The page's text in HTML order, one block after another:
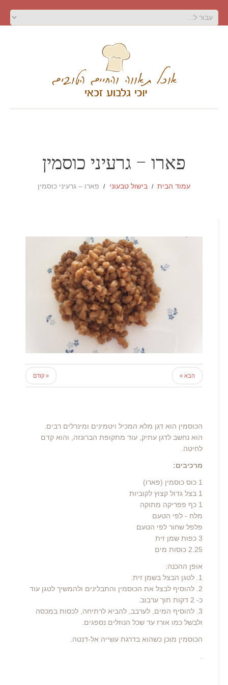
פארו – גרעיני כוסמין
עמוד הבית בישול טבעוני פארו – גרעיני כוסמין
« קודם הבא »
הכוסמין הוא דגן מלא המכיל ויטמינים ומינרלים רבים.
הוא נחשב לדגן עתיק, עוד מתקופת הברונזה, והוא קדם
לחיטה.
מרכיבים:
1 כוס כוסמין (פארו)
1 בצל גדול קצוץ לקוביות
1 כף פפריקה מתוקה
מלח - לפי הטעם
פלפל שחור לפי הטעם
3 כפות שמן זית
2.25 כוסות מים
אופן ההכנה:
1. לטגן הבצל בשמן זית.
2. להוסיף לבצל את הכוסמין והתבלינים ולהמשיך לטגן עוד
כ- 2 דקות תוך ערבוב.
3. להוסיף המים, לערבב, להביא לרתיחה, לכסות במכסה
ולבשל כמו אורז עד שכל הנוזלים נספגים.
הכוסמין מוכן כשהוא בדרגת עשייה אל-דנטה.